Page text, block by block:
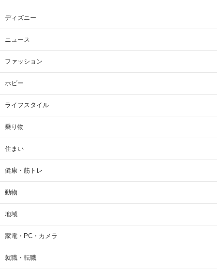
ディズニー
ニュース
ファッション
ホビー
ライフスタイル
乗り物
住まい
健康・筋トレ
動物
地域
家電・PC・カメラ
就職・転職